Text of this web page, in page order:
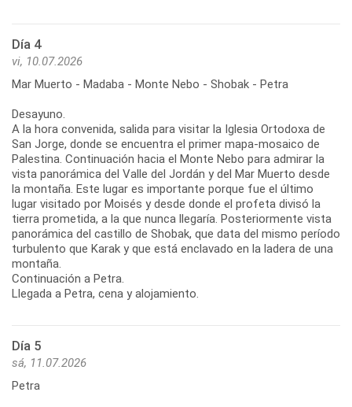
Día 4
vi, 10.07.2026
Mar Muerto - Madaba - Monte Nebo - Shobak - Petra
Desayuno.
A la hora convenida, salida para visitar la Iglesia Ortodoxa de
San Jorge, donde se encuentra el primer mapa-mosaico de
Palestina. Continuación hacia el Monte Nebo para admirar la
vista panorámica del Valle del Jordán y del Mar Muerto desde
la montaña. Este lugar es importante porque fue el último
lugar visitado por Moisés y desde donde el profeta divisó la
tierra prometida, a la que nunca llegaría. Posteriormente vista
panorámica del castillo de Shobak, que data del mismo período
turbulento que Karak y que está enclavado en la ladera de una
montaña.
Continuación a Petra.
Llegada a Petra, cena y alojamiento.
Día 5
sá, 11.07.2026
Petra